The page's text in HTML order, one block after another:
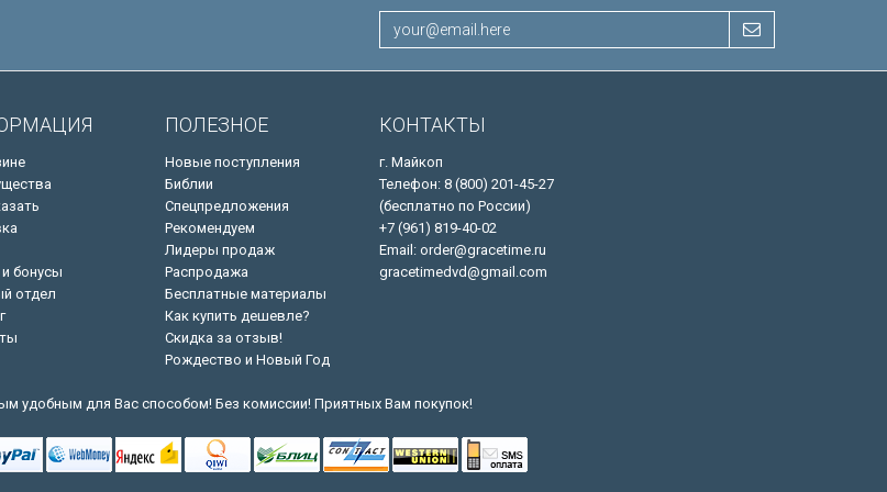
бонусы
отдел
ПОЛЕЗНОЕ
Новые поступления
Библии
Спецпредложения
Рекомендуем
Лидеры продаж
Распродажа
Бесплатные материалы
Как купить дешевле?
Скидка за отзыв!
Рождество и Новый Год
КОНТАКТЫ
г. Майкоп
Телефон: 8 (800) 201-45-27
(бесплатно по России)
+7 (961) 819-40-02
Email: order@gracetime.ru
gracetimedvd@gmail.com
удобным для Вас способом! Без комиссии! Приятных Вам покупок!